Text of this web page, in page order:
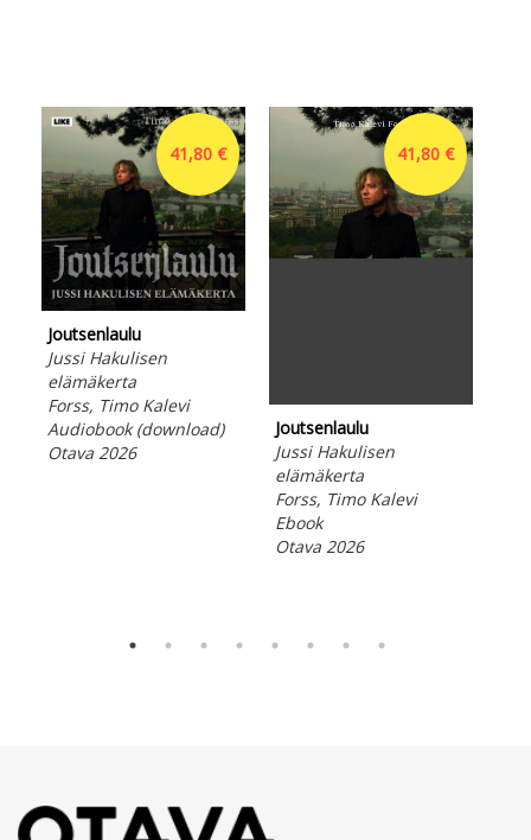
41,80 €
Joutsenlaulu
Jussi Hakulisen
elämäkerta
Forss, Timo Kalevi
Audiobook (download)
Otava 2026
41,80 €
Joutsenlaulu
Jussi Hakulisen
elämäkerta
Forss, Timo Kalevi
Ebook
Otava 2026